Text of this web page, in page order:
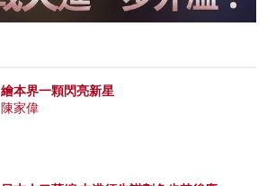
繪本界一顆閃亮新星
陳家偉